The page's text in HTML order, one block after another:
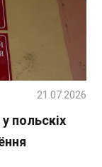
польскіх
21.07.2026